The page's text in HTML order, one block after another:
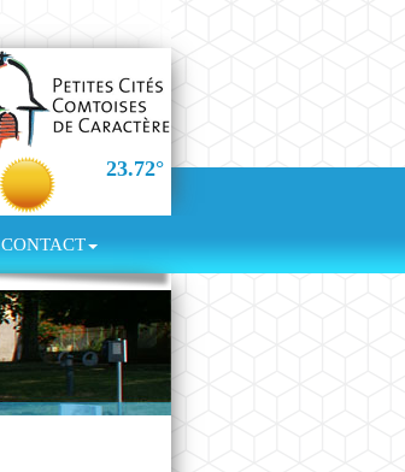
23.72°
CONTACT